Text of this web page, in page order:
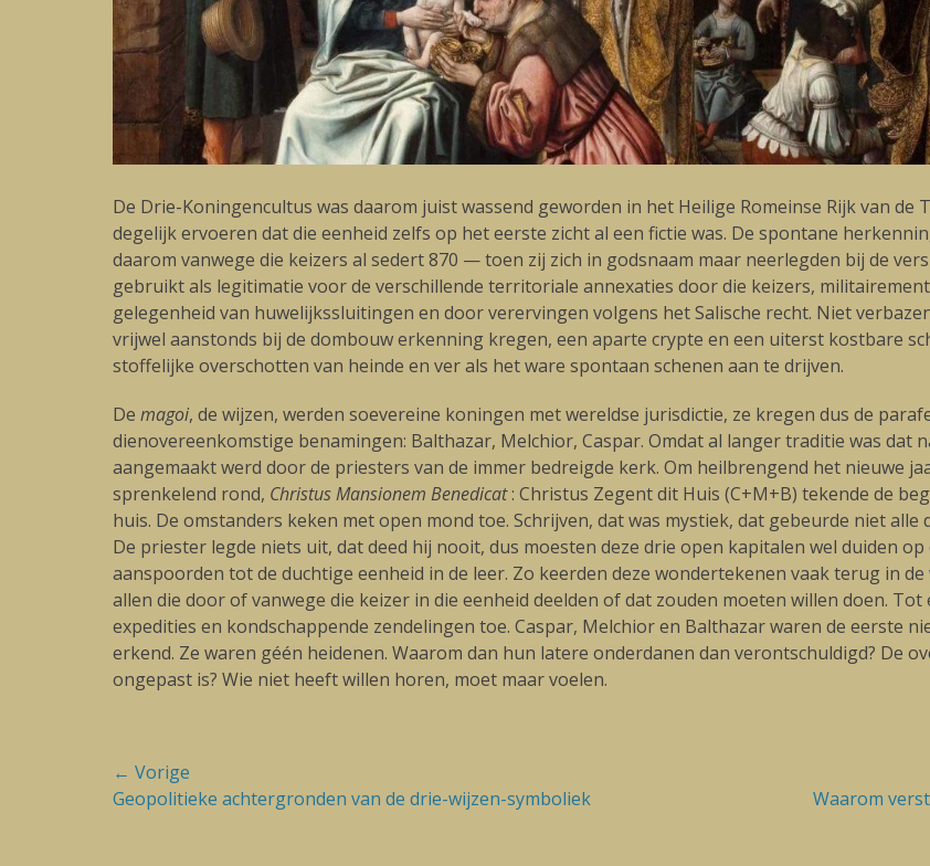
De Drie-Koningencultus was daarom juist wassend geworden in het Heilige Romeinse Rijk van de
degelijk ervoeren dat die eenheid zelfs op het eerste zicht al een fictie was. De spontane
daarom vanwege die keizers al sedert 870 — toen zij zich in godsnaam maar neerlegden bij de
gebruikt als legitimatie voor de verschillende territoriale annexaties door die keizers,
gelegenheid van huwelijkssluitingen en door verervingen volgens het Salische recht. Niet
vrijwel aanstonds bij de dombouw erkenning kregen, een aparte crypte en een uiterst kostbare
stoffelijke overschotten van heinde en ver als het ware spontaan schenen aan te drijven.
De magoi, de wijzen, werden soevereine koningen met wereldse jurisdictie, ze kregen dus de
dienovereenkomstige benamingen: Balthazar, Melchior, Caspar. Omdat al langer traditie was
aangemaakt werd door de priesters van de immer bedreigde kerk. Om heilbrengend het nieuwe
sprenkelend rond, Christus Mansionem Benedicat: Christus Zegent dit Huis (C+M+B) tekende de
huis. De omstanders keken met open mond toe. Schrijven, dat was mystiek, dat gebeurde niet
De priester legde niets uit, dat deed hij nooit, dus moesten deze drie open kapitalen wel duiden
aanspoorden tot de duchtige eenheid in de leer. Zo keerden deze wondertekenen vaak terug in
allen die door of vanwege die keizer in die eenheid deelden of dat zouden moeten willen doen.
expedities en kondschappende zendelingen toe. Caspar, Melchior en Balthazar waren de eerste
erkend. Ze waren géén heidenen. Waarom dan hun latere onderdanen dan verontschuldigd? De
ongepast is? Wie niet heeft willen horen, moet maar voelen.
Bericht
navigatie
← Vorige
Vorige
Geopolitieke achtergronden van de drie-wijzen-symboliek
VolgendeWaarom